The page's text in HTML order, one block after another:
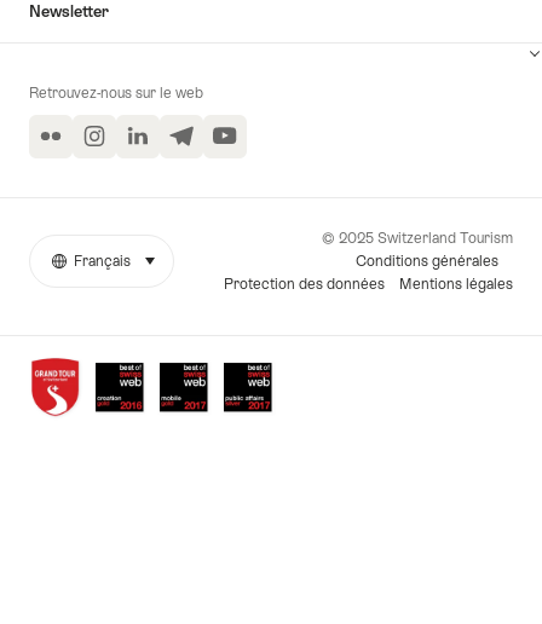
Newsletter
Retrouvez-nous sur le web
Flickr InstagramLinkedInTelegramYouTube
Awards
More
© 2025 Switzerland Tourism
Conditions générales
Protection des données
Mentions légales
Langue
Français sélectionner (cliquer pour afficher)